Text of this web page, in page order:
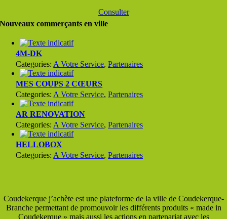
Consulter
Nouveaux commerçants en ville
4M-DK
Categories: A Votre Service,Partenaires
MES COUPS 2 CŒURS
Categories: A Votre Service,Partenaires
AR RENOVATION
Categories: A Votre Service,Partenaires
HELLOBOX
Categories: A Votre Service,Partenaires
Coudekerque j’achète est une plateforme de la ville de Coudekerque-
Branche permettant de promouvoir les différents produits « made in
Coudekerque » mais aussi les actions en partenariat avec les